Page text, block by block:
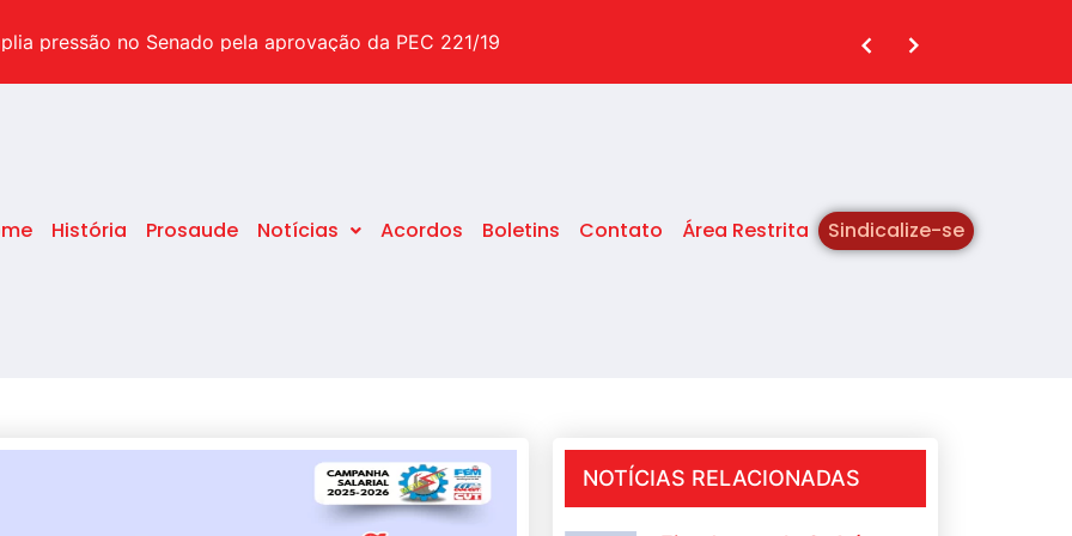
dúvidas sobre o tema
pressão no Senado pela aprovação da PEC 221/19
após o STF decidir pelo fim da idade mínima
História Prosaude Notícias Acordos Boletins Contato Área Restrita Sindicalize-se
NOTÍCIAS RELACIONADAS